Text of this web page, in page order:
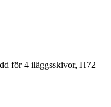
för 4 iläggsskivor, H72